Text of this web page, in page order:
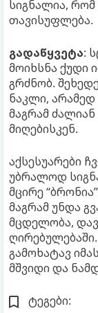
სიგნალია, რომ
თავისუფლება.
გადაწყვეტა:
მოიხსნა ქუდი
გრძნობ.
ნაკლი, არამედ
მაგრამ
მიღებისკენ.
აქსესუარები
უბრალოდ
მცირე
მაგრამ უნდა
მცდელობა,
გამოხატავ
მშვიდი და
ტეგები: